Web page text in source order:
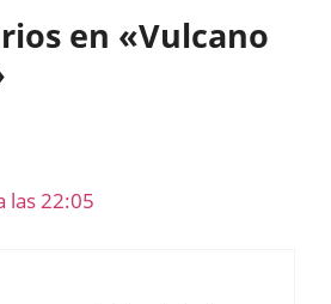
en «Vulcano
las 22:05